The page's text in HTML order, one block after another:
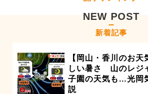
NEW POST
新着記事
【岡山・香川のお
しい暑さ 山のレジ
子園の天気も…光岡
説